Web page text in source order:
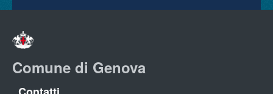
Comune di Genova